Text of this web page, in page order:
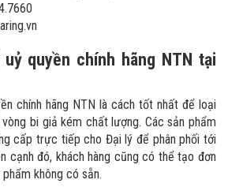
uỷ quyền chính hãng NTN tại
chính hãng NTN là cách tốt nhất để loại
bi giả kém chất lượng. Các sản phẩm
cấp trực tiếp cho Đại lý để phân phối tới
cạnh đó, khách hàng cũng có thể tạo đơn
không có sẵn.